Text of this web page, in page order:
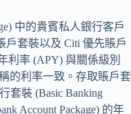
中的貴賓私人銀行客戶
戶套裝以及 Citi 優先賬戶
利率 (APY) 與關係級別
的利率一致。存取賬戶套
套裝 (Basic Banking
Account Package) 的年